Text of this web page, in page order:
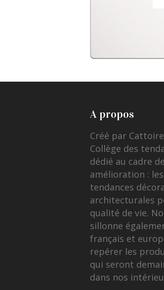
A propos
Créé par
Collège des
dédié au cadre
amélioration :
tendances
architecturales
qualité de vie.
sillonne
français et
repérer les
qui seront
dans nos